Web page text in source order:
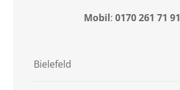
Mobil: 0170 261 71 91
Bielefeld